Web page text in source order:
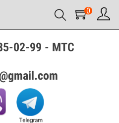
0
02-99 - МТС